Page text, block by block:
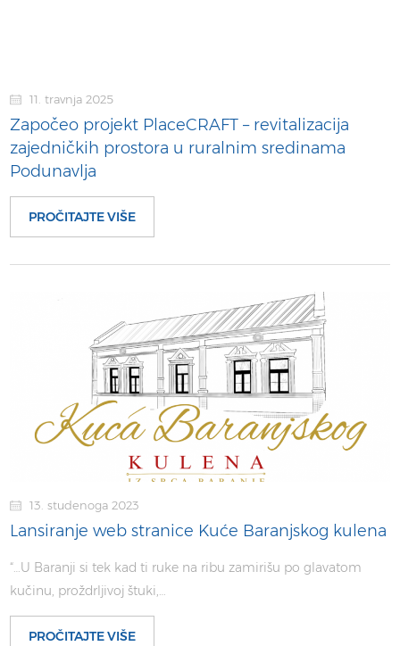
11. travnja 2025
Započeo projekt PlaceCRAFT – revitalizacija
zajedničkih prostora u ruralnim sredinama
Podunavlja
PROČITAJTE VIŠE
13. studenoga 2023
Lansiranje web stranice Kuće Baranjskog kulena
“…U Baranji si tek kad ti ruke na ribu zamirišu po glavatom
kučinu, proždrljivoj štuki,…
PROČITAJTE VIŠE